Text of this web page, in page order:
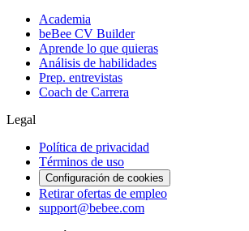
Academia
beBee CV Builder
Aprende lo que quieras
Análisis de habilidades
Prep. entrevistas
Coach de Carrera
Legal
Política de privacidad
Términos de uso
Configuración de cookies
Retirar ofertas de empleo
support@bebee.com